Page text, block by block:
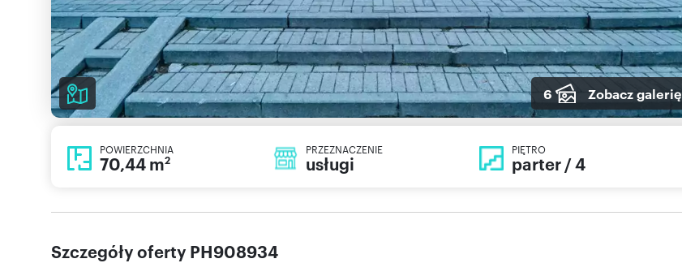
6 Zobacz galerię
POWIERZCHNIA
70,44 m2
PRZEZNACZENIE
usługi
PIĘTRO
parter / 4
Szczegóły oferty PH908934